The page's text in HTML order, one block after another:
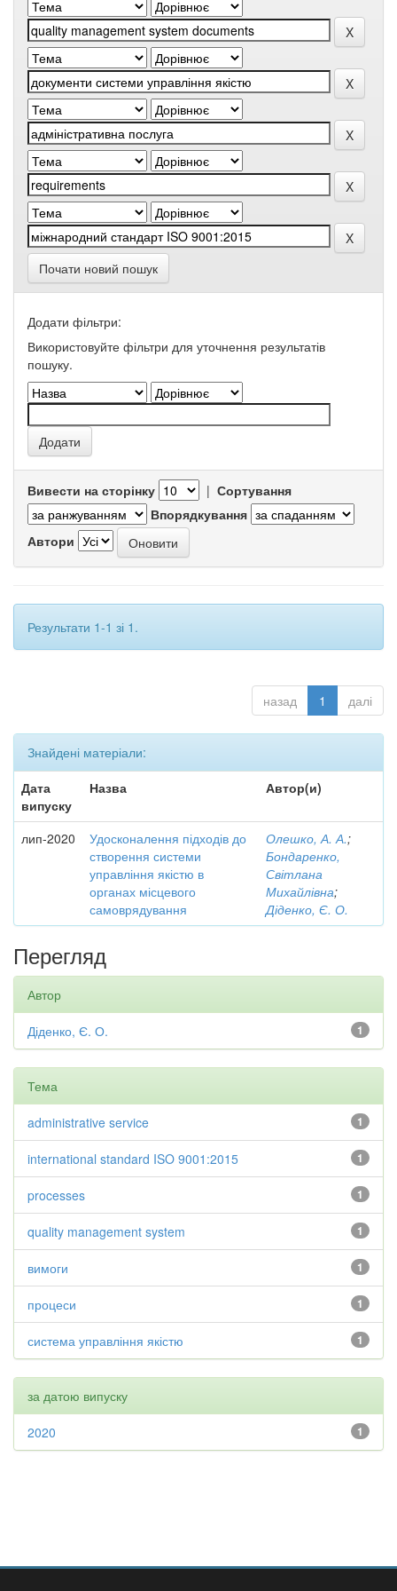
Почати новий пошук
Додати фільтри:
Використовуйте фільтри для уточнення результатів
пошуку.
Вивести на сторінку | Сортування
Впорядкування
Автори
Результати 1-1 зі 1.
назад 1 далі
Знайдені матеріали:
Дата
випуску
Назва Автор(и)
лип-2020
Удосконалення підходів до
створення системи
управління якістю в
органах місцевого
самоврядування
Олешко, А. А.;
Бондаренко,
Світлана
Михайлівна;
Діденко, Є. О.
Перегляд
Автор
1
Діденко, Є. О.
Тема
1
administrative service
1
international standard ISO 9001:2015
1
processes
1
quality management system
1
вимоги
1
процеси
1
система управління якістю
за датою випуску
1
2020